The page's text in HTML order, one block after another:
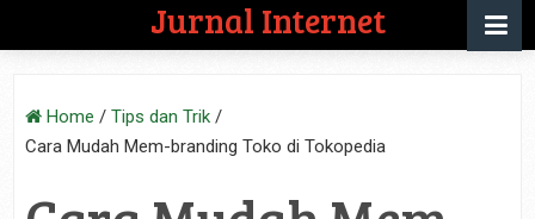
Jurnal Internet
Home / Tips dan Trik/
Cara Mudah Mem-branding Toko di Tokopedia